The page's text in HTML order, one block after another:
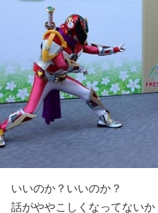
いいのか？いいのか？
話がややこしくなってないか